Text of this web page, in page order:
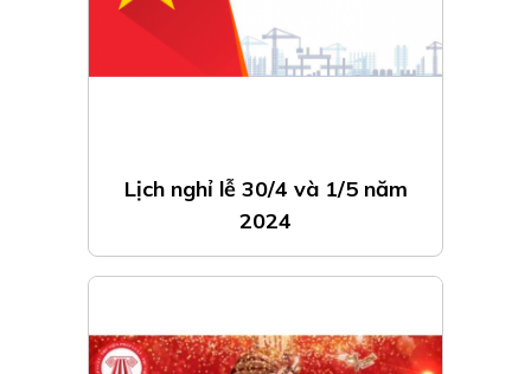
Lịch nghỉ lễ 30/4 và 1/5 năm
2024